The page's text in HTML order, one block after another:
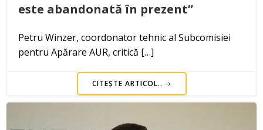
este abandonată în prezent”
Petru Winzer, coordonator tehnic al Subcomisiei
pentru Apărare AUR, critică […]
CITEȘTE ARTICOL..